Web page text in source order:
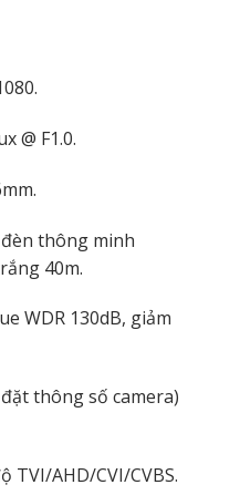
@ F1.0.
thông minh
40m.
WDR 130dB, giảm
thông số camera)
TVI/AHD/CVI/CVBS.